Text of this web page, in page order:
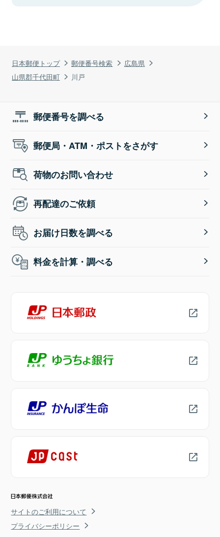
日本郵便トップ 郵便番号検索
広島県
山県郡千代田町
川戸
郵便番号を調べる
郵便局・ATM・ポストをさがす
荷物のお問い合わせ
再配達のご依頼
お届け日数を調べる
料金を計算・調べる
サイトのご利用について
プライバシーポリシー